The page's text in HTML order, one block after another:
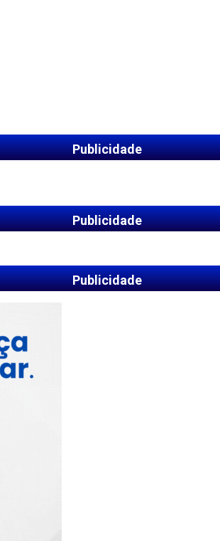
Publicidade
Publicidade
Publicidade